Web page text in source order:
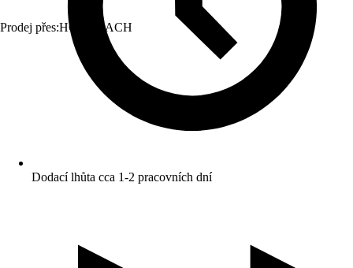
Prodej přes:HORNBACH
Dodací lhůta cca 1-2 pracovních dní